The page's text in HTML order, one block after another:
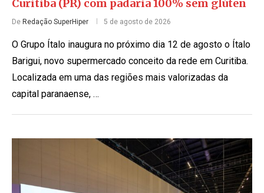
Curitiba (PR) com padaria 100% sem glúten
De Redação SuperHiper 5 de agosto de 2026
O Grupo Ítalo inaugura no próximo dia 12 de agosto o Ítalo
Barigui, novo supermercado conceito da rede em Curitiba.
Localizada em uma das regiões mais valorizadas da
capital paranaense, …